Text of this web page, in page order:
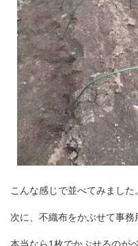
こんな感じで並べてみました。
次に、不織布をかぶせて事務